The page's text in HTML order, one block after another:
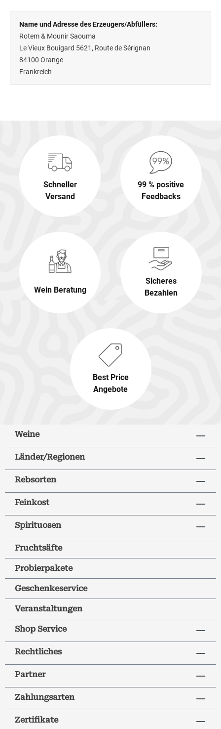
Name und Adresse des Erzeugers/Abfüllers:
Rotem & Mounir Saouma
Le Vieux Bouigard 5621, Route de Sérignan
84100 Orange
Frankreich
Schneller
Versand
99 % positive
Feedbacks
Wein Beratung
Sicheres
Bezahlen
Best Price
Angebote
Weine
Länder/Regionen
Rebsorten
Feinkost
Spirituosen
Fruchtsäfte
Probierpakete
Geschenkeservice
Veranstaltungen
Shop Service
Rechtliches
Partner
Zahlungsarten
Zertifikate